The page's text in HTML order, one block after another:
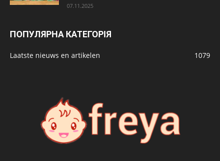
07.11.2025
ПОПУЛЯРНА КАТЕГОРІЯ
Laatste nieuws en artikelen 1079